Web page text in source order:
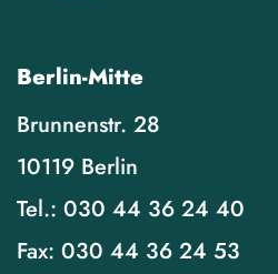
Berlin-Mitte
Brunnenstr. 28
10119 Berlin
Tel.: 030 44 36 24 40
Fax: 030 44 36 24 53